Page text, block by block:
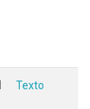
Texto